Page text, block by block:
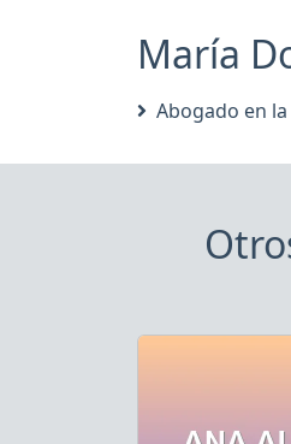
María
Abogado en